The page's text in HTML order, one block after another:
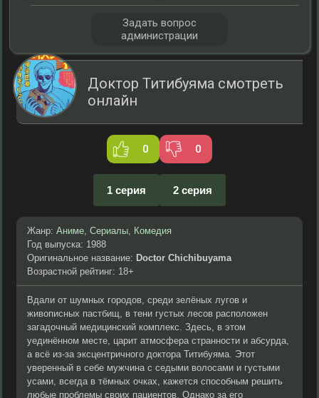
Доктор Титибуяма смотреть
онлайн
0 0
1 серия 2 серия
Жанр: Аниме, Сериалы, Комедия
Год выпуска: 1988
Оригинальное название: Doctor Chichibuyama
Возрастной рейтинг: 18+
Вдали от шумных городов, среди зелёных лугов и
живописных пастбищ, в тени густых лесов расположен
загадочный медицинский комплекс. Здесь, в этом
уединённом месте, царит атмосфера странности и абсурда,
а всё из-за эксцентричного доктора Титибуяма. Этот
уверенный в себе мужчина с седыми волосами и густыми
усами, всегда в тёмных очках, кажется способным решить
любые проблемы своих пациентов. Однако за его
Задать вопрос
администрации